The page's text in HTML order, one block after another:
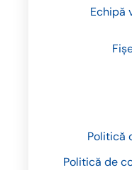
Politică
Politică de
Echipă